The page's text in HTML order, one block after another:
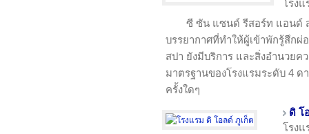
โรง
ซี ซัน แซนด์ รีสอร์ท แอนด์
บรรยากาศที่ทำให้ผู้เข้าพักรู้สึก
สปา ยังมีบริการ และสิ่งอำนวย
มาตรฐานของโรงแรมระดับ 4
ครั้งใดๆ
ดิ โ
โรง